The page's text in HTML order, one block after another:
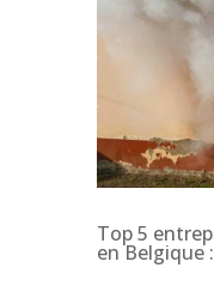
Top 5
en Belgique